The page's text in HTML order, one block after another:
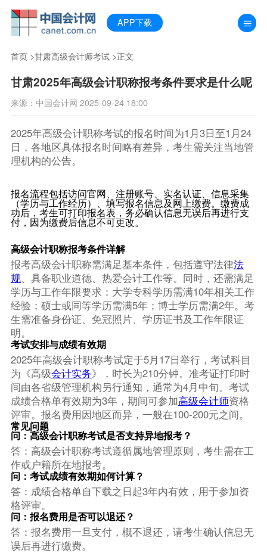
APP下载
首页>甘肃高级会计师考试>正文
甘肃2025年高级会计职称报考条件要求是什么呢
来源：中国会计网 2025-09-24 18:00
2025年高级会计职称考试的报名时间为1月3日至1月24
日，各地区具体报名时间略有差异，考生需关注当地管
理机构的公告。
报名流程包括访问官网、注册账号、实名认证、信息采集
（学历与工作经历）、填写报名信息及网上缴费。缴费成
功后，考生可打印报名表，务必确认信息无误后再进行支
付，因为缴费后信息不可更改。
高级会计职称报考条件详解
报考高级会计职称需满足基本条件，包括遵守法律法
规、具备职业道德、热爱会计工作等。同时，还需满足
学历与工作年限要求：大学专科学历需满10年相关工作
经验；硕士或同等学历需满5年；博士学历需满2年。考
生需准备身份证、免冠照片、学历证书及工作年限证
明。
考试安排与成绩有效期
2025年高级会计职称考试定于5月17日举行，考试科目
为《高级会计实务》，时长为210分钟。准考证打印时
间由各省级管理机构另行通知，通常为4月中旬。考试
成绩合格单有效期为3年，期间可参加高级会计师资格
评审。报名费用因地区而异，一般在100-200元之间。
常见问题
问：高级会计职称考试是否支持异地报考？
答：高级会计职称考试遵循属地管理原则，考生需在工
作或户籍所在地报考。
问：考试成绩有效期如何计算？
答：成绩合格单自下载之日起3年内有效，用于参加资
格评审。
问：报名费用是否可以退还？
答：报名费用一旦支付，概不退还，请考生确认信息无
误后再进行缴费。